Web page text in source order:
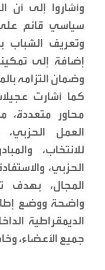
وأشاروا إلى أن
سياسي قائم على
وتعريف الشباب
إضافة إلى
وضمان التزامه
كما أشارت
محاور متعددة،
العمل الحزبي،
للانتخاب،
الحزبي،
المجال، بهدف
واضحة ووضع
الديمقراطية
جميع الأعضاء،